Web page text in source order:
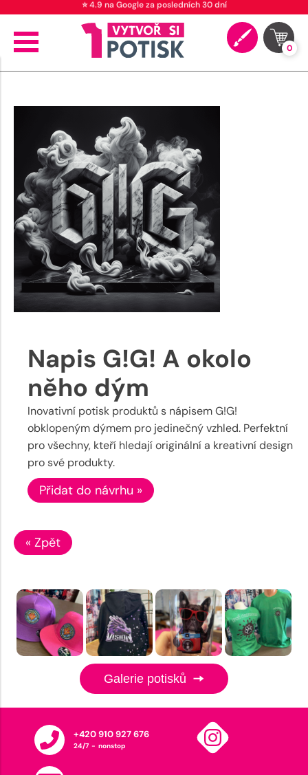
⭐ 4.9 na Google za posledních 30 dní
0
Napis G!G! A okolo
něho dým
Inovativní potisk produktů s nápisem G!G!
obklopeným dýmem pro jedinečný vzhled. Perfektní
pro všechny, kteří hledají originální a kreativní design
pro své produkty.
Přidat do návrhu »
« Zpět
Galerie potisků
+420 910 927 676
24/7 - nonstop